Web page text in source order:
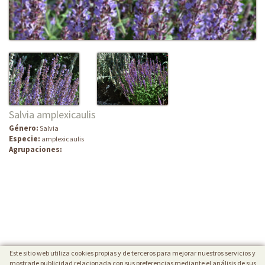
Salvia amplexicaulis
Género: Salvia
Especie: amplexicaulis
Agrupaciones:
Este sitio web utiliza cookies propias y de terceros para mejorar nuestros servicios y
mostrarle publicidad relacionada con sus preferencias mediante el análisis de sus